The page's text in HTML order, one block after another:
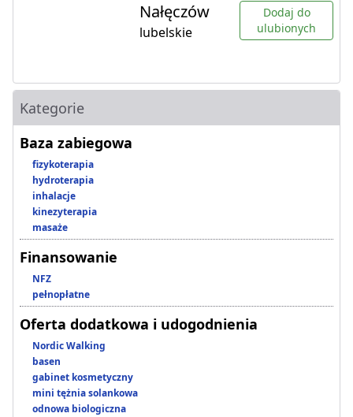
Nałęczów
lubelskie
Dodaj do
ulubionych
Kategorie
Baza zabiegowa
fizykoterapia
hydroterapia
inhalacje
kinezyterapia
masaże
Finansowanie
NFZ
pełnopłatne
Oferta dodatkowa i udogodnienia
Nordic Walking
basen
gabinet kosmetyczny
mini tężnia solankowa
odnowa biologiczna